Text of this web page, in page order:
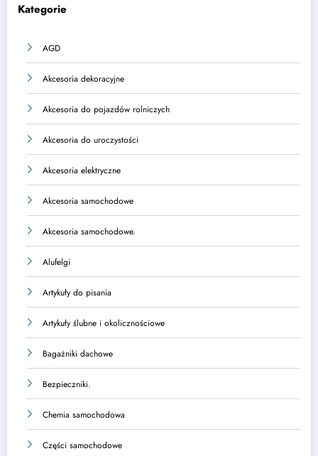
Kategorie
AGD
Akcesoria dekoracyjne
Akcesoria do pojazdów rolniczych
Akcesoria do uroczystości
Akcesoria elektryczne
Akcesoria samochodowe
Akcesoria samochodowe.
Alufelgi
Artykuły do pisania
Artykuły ślubne i okolicznościowe
Bagażniki dachowe
Bezpieczniki.
Chemia samochodowa
Części samochodowe